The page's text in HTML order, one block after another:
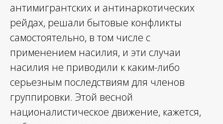
антимигрантских и антинаркотических
рейдах, решали бытовые конфликты
самостоятельно, в том числе с
применением насилия, и эти случаи
насилия не приводили к каким-либо
серьезным последствиям для членов
группировки. Этой весной
националистическое движение, кажется,